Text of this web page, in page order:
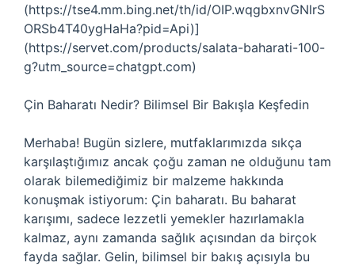
(https://tse4.mm.bing.net/th/id/OIP.wqgbxnvGNlrS
ORSb4T40ygHaHa?pid=Api)]
(https://servet.com/products/salata-baharati-100-
g?utm_source=chatgpt.com)
Çin Baharatı Nedir? Bilimsel Bir Bakışla Keşfedin
Merhaba! Bugün sizlere, mutfaklarımızda sıkça
karşılaştığımız ancak çoğu zaman ne olduğunu tam
olarak bilemediğimiz bir malzeme hakkında
konuşmak istiyorum: Çin baharatı. Bu baharat
karışımı, sadece lezzetli yemekler hazırlamakla
kalmaz, aynı zamanda sağlık açısından da birçok
fayda sağlar. Gelin, bilimsel bir bakış açısıyla bu